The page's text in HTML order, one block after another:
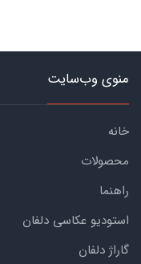
منوی وب‌سایت
خانه
محصولات
راهنما
استودیو عکاسی دلفان
گاراژ دلفان